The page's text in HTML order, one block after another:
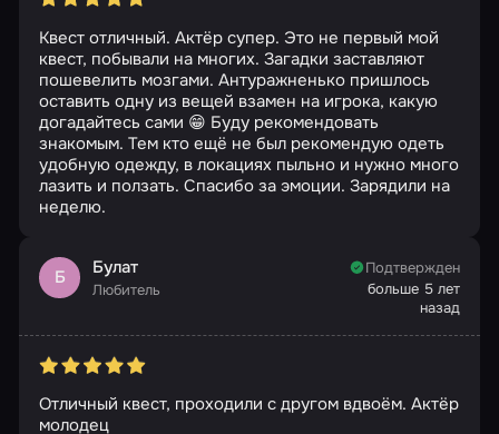
Квест отличный. Актёр супер. Это не первый мой
квест, побывали на многих. Загадки заставляют
пошевелить мозгами. Антуражненько пришлось
оставить одну из вещей взамен на игрока, какую
догадайтесь сами 😁 Буду рекомендовать
знакомым. Тем кто ещё не был рекомендую одеть
удобную одежду, в локациях пыльно и нужно много
лазить и ползать. Спасибо за эмоции. Зарядили на
неделю.
Б Булат
Любитель
Подтвержден
больше 5 лет
назад
Отличный квест, проходили с другом вдвоём. Актёр
молодец